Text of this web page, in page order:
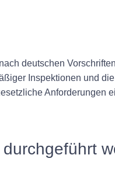
deutschen
Inspektionen und
Anforderungen